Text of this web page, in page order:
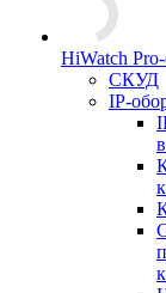
HiWatch
CКУД
IP-